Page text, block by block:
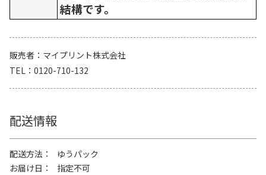
結構です。
販売者
マイプリント株式会社
TEL
0120-710-132
配送情報
配送方法
ゆうパック
お届け日
指定不可